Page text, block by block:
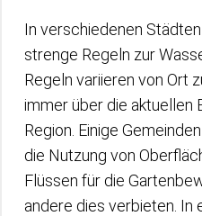
In verschiedenen
strenge Regeln zur
Regeln variieren von Ort
immer über die aktuellen
Region. Einige
die Nutzung von
Flüssen für die
andere dies verbieten. In